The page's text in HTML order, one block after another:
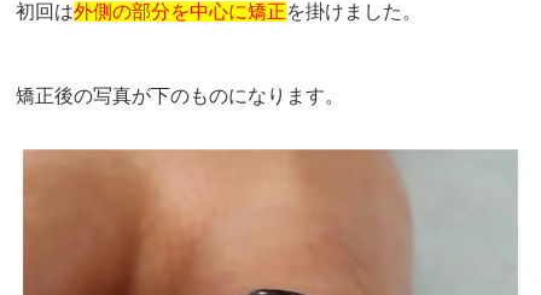
初回は外側の部分を中心に矯正を掛けました。
矯正後の写真が下のものになります。